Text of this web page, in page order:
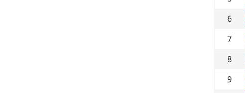
6
7
8
9